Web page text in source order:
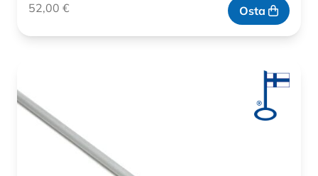
52,00 € Osta